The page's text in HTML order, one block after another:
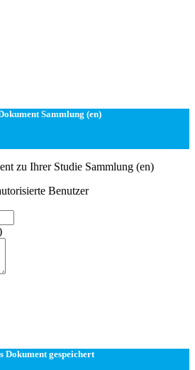
Sammlung (en)
zu Ihrer Studie Sammlung (en)
Benutzer
Dokument gespeichert